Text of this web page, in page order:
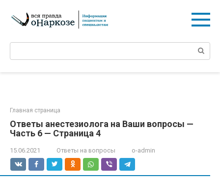
контенту
Поиск:
Главная страница
Ответы анестезиолога на Ваши вопросы —
Часть 6 — Страница 4
15.06.2021 Ответы на вопросы o-admin